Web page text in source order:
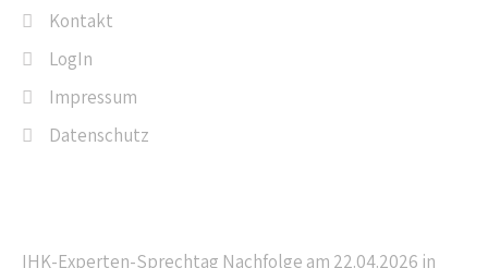
Kontakt
LogIn
Impressum
Datenschutz
IHK-Experten-Sprechtag Nachfolge am 22.04.2026 in